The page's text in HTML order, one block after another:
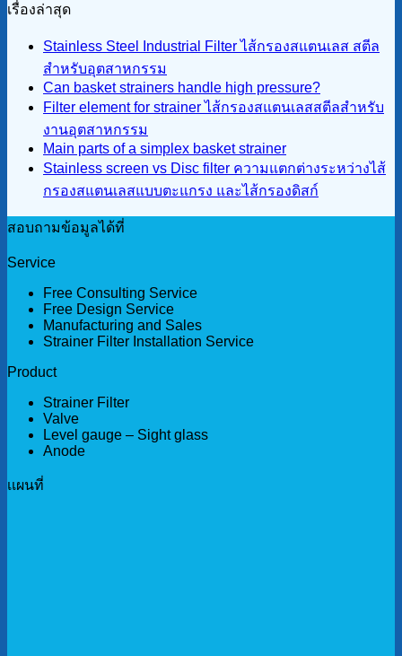
เรื่องล่าสุด
Stainless Steel Industrial Filter ไส้กรองสแตนเลส สตีล
สำหรับอุตสาหกรรม
Can basket strainers handle high pressure?
Filter element for strainer ไส้กรองสแตนเลสสตีลสำหรับ
งานอุตสาหกรรม
Main parts of a simplex basket strainer
Stainless screen vs Disc filter ความแตกต่างระหว่างไส้
กรองสแตนเลสแบบตะแกรง และไส้กรองดิสก์
สอบถามข้อมูลได้ที่
Service
Free Consulting Service
Free Design Service
Manufacturing and Sales
Strainer Filter Installation Service
Product
Strainer Filter
Valve
Level gauge – Sight glass
Anode
เเผนที่